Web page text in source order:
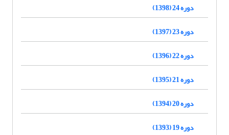
دوره 24 (1398)
دوره 23 (1397)
دوره 22 (1396)
دوره 21 (1395)
دوره 20 (1394)
دوره 19 (1393)